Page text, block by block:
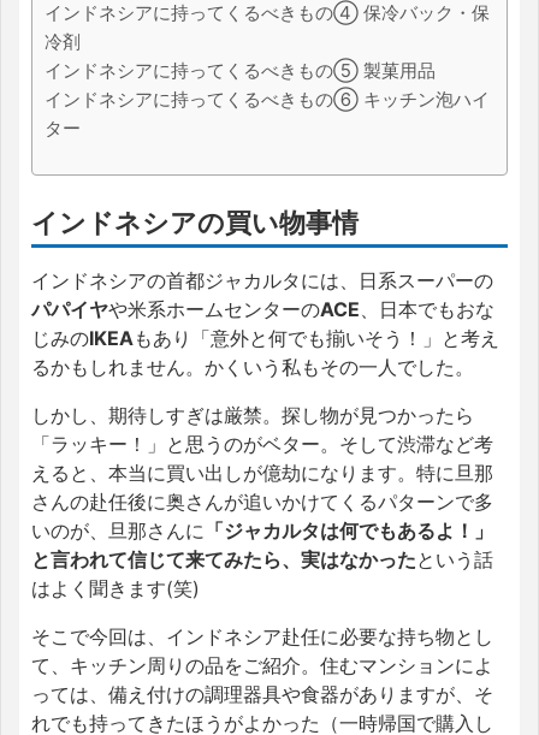
インドネシアに持ってくるべきもの④ 保冷バック・保
冷剤
インドネシアに持ってくるべきもの⑤ 製菓用品
インドネシアに持ってくるべきもの⑥ キッチン泡ハイ
ター
インドネシアの買い物事情
インドネシアの首都ジャカルタには、日系スーパーの
パパイヤや米系ホームセンターのACE、日本でもおな
じみのIKEAもあり「意外と何でも揃いそう！」と考え
るかもしれません。かくいう私もその一人でした。
しかし、期待しすぎは厳禁。探し物が見つかったら
「ラッキー！」と思うのがベター。そして渋滞など考
えると、本当に買い出しが億劫になります。特に旦那
さんの赴任後に奥さんが追いかけてくるパターンで多
いのが、旦那さんに 「ジャカルタは何でもあるよ！」
と言われて信じて来てみたら、実はなかったという話
はよく聞きます(笑)
そこで今回は、インドネシア赴任に必要な持ち物とし
て、キッチン周りの品をご紹介。住むマンションによ
っては、備え付けの調理器具や食器がありますが、そ
れでも持ってきたほうがよかった（一時帰国で購入し